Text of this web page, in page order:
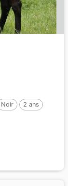
Noir 2 ans